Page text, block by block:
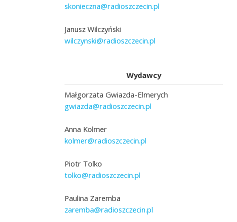
skonieczna@radioszczecin.pl
Janusz Wilczyński
wilczynski@radioszczecin.pl
Wydawcy
Małgorzata Gwiazda-Elmerych
gwiazda@radioszczecin.pl
Anna Kolmer
kolmer@radioszczecin.pl
Piotr Tolko
tolko@radioszczecin.pl
Paulina Zaremba
zaremba@radioszczecin.pl